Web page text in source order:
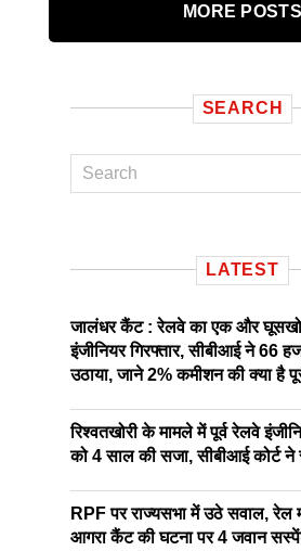
MORE POSTS
SEARCH
LATEST
जालंधर कैंट : रेलवे का एक और
इंजीनियर गिरफ्तार, सीबीआई ने 66
उठाया, जाने 2% कमीशन की क्या है
रिश्वतखोरी के मामले में पूर्व रेलवे
को 4 साल की सजा, सीबीआई कोर्ट
RPF पर राज्यसभा में उठे सवाल, रेल
आगरा कैंट की घटना पर 4 जवान